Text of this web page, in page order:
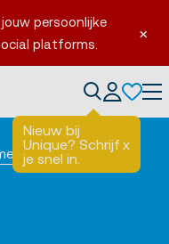
×
persoonlijke
platforms.
Nieuw bij
Unique? Schrijf
je snel in.
x
Parkeren